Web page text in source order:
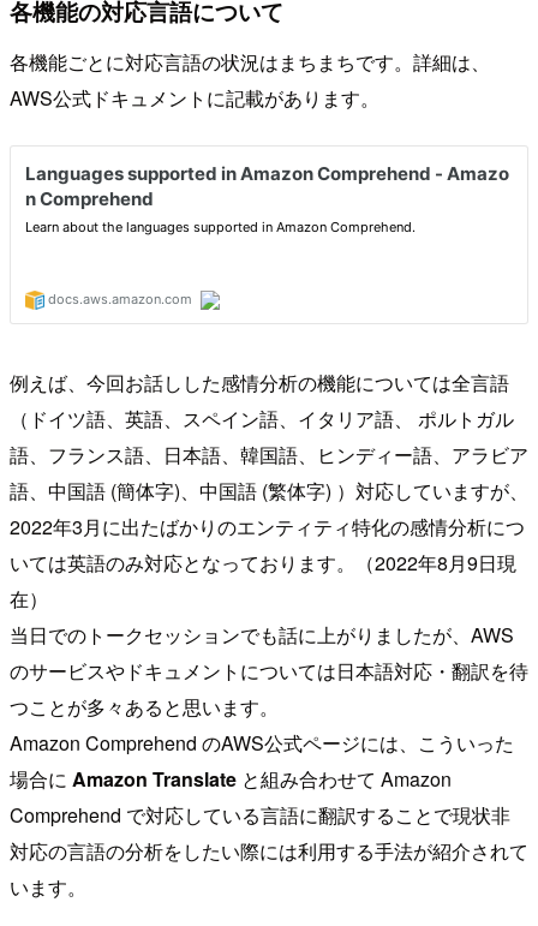
各機能の対応言語について
各機能ごとに対応言語の状況はまちまちです。詳細は、
AWS公式ドキュメントに記載があります。
例えば、今回お話しした感情分析の機能については全言語
（ドイツ語、英語、スペイン語、イタリア語、 ポルトガル
語、フランス語、日本語、韓国語、ヒンディー語、アラビア
語、中国語 (簡体字)、中国語 (繁体字) ）対応していますが、
2022年3月に出たばかりのエンティティ特化の感情分析につ
いては英語のみ対応となっております。（2022年8月9日現
在）
当日でのトークセッションでも話に上がりましたが、AWS
のサービスやドキュメントについては日本語対応・翻訳を待
つことが多々あると思います。
Amazon Comprehend のAWS公式ページには、こういった
場合に Amazon Translate と組み合わせて Amazon
Comprehend で対応している言語に翻訳することで現状非
対応の言語の分析をしたい際には利用する手法が紹介されて
います。